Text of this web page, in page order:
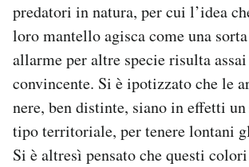
predatori in natura, per cui l’idea
loro mantello agisca come una
allarme per altre specie risulta
convincente. Si è ipotizzato che le
nere, ben distinte, siano in effetti
tipo territoriale, per tenere lontani
Si è altresì pensato che questi